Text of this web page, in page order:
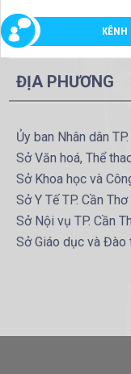
KÊNH
ĐỊA PHƯƠNG
Ủy ban Nhân dân
Sở Văn hoá, Thể
Sở Khoa học và
Sở Y Tế TP. Cần Thơ
Sở Nội vụ TP. Cần
Sở Giáo dục và Đào